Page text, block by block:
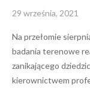
29 września, 2021
Na przełomie
badania terenowe
zanikającego
kierownictwem